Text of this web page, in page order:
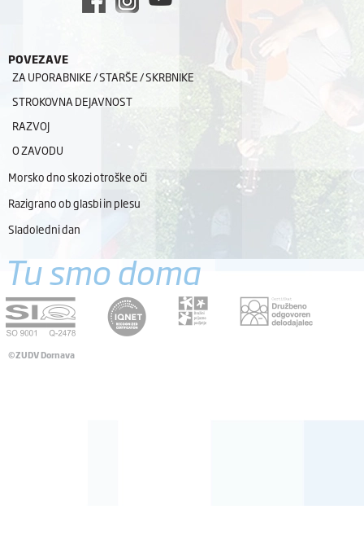
POVEZAVE
ZA UPORABNIKE / STARŠE / SKRBNIKE
STROKOVNA DEJAVNOST
RAZVOJ
O ZAVODU
Morsko dno skozi otroške oči
Razigrano ob glasbi in plesu
Sladoledni dan
Tu smo doma
©ZUDV Dornava